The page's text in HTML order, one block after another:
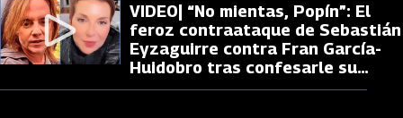
VIDEO| “No mientas, Popín”: El
feroz contraataque de Sebastián
Eyzaguirre contra Fran García-
Huidobro tras confesarle su
miedo en Primer Plano